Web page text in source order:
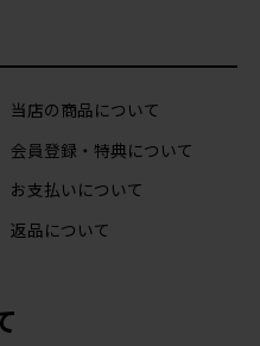
当店の商品について
会員登録・特典について
お支払いについて
返品について